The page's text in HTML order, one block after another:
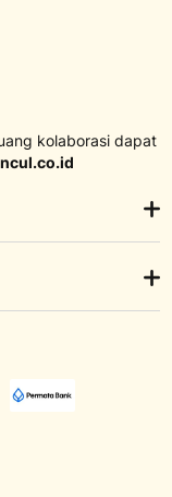
kolaborasi dapat